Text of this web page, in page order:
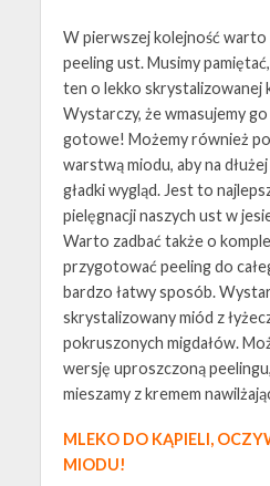
W pierwszej kolejność
peeling ust. Musimy
ten o lekko skrystalizowanej
Wystarczy, że wmasujemy
gotowe! Możemy również
warstwą miodu, aby na
gładki wygląd. Jest to
pielęgnacji naszych ust w
Warto zadbać także o
przygotować peeling do
bardzo łatwy sposób.
skrystalizowany miód z
pokruszonych migdałów.
wersję uproszczoną
mieszamy z kremem
MLEKO DO KĄPIELI,
MIODU!